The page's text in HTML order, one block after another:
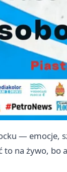
— emocje,
to na żywo,